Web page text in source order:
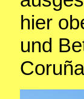
hier
und